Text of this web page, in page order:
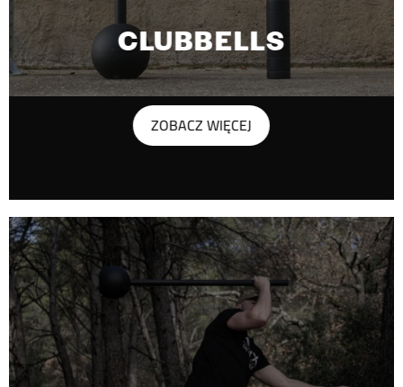
CLUBBELLS
ZOBACZ WIĘCEJ